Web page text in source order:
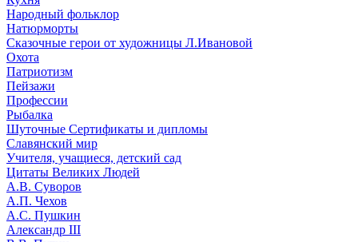
Народный фольклор
Натюрморты
Сказочные герои от художницы Л.Ивановой
Охота
Патриотизм
Пейзажи
Профессии
Рыбалка
Шуточные Сертификаты и дипломы
Славянский мир
Учителя, учащиеся, детский сад
Цитаты Великих Людей
А.В. Суворов
А.П. Чехов
А.С. Пушкин
Александр III